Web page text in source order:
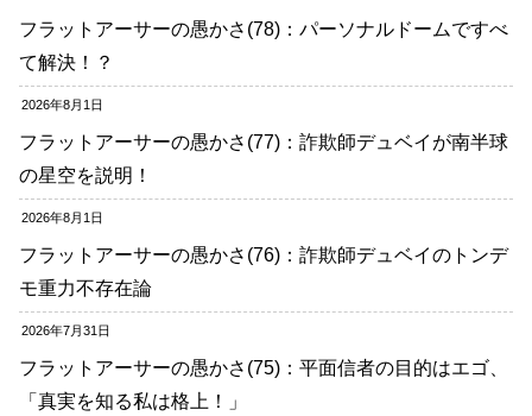
フラットアーサーの愚かさ(78)：パーソナルドームですべ
て解決！？
2026年8月1日
フラットアーサーの愚かさ(77)：詐欺師デュベイが南半球
の星空を説明！
2026年8月1日
フラットアーサーの愚かさ(76)：詐欺師デュベイのトンデ
モ重力不存在論
2026年7月31日
フラットアーサーの愚かさ(75)：平面信者の目的はエゴ、
「真実を知る私は格上！」